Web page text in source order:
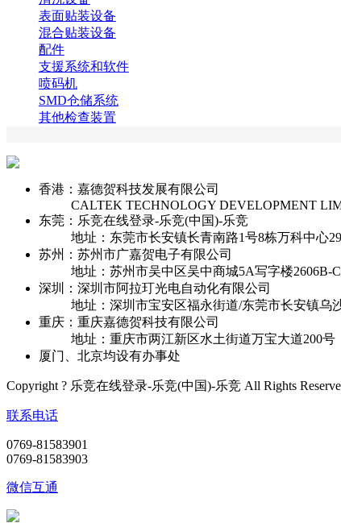
表面贴装设备
混合贴装设备
配件
支援系统和软件
喷码机
SMD仓储系统
其他检查装置
香港：嘉德贺科技发展有限公司
CALTEK TECHNOLOGY DEVELOPMENT
东莞：乐竞在线登录-乐竞(中国)-乐竞
地址：东莞市长安镇长青南路1号8栋万科中心
苏州：苏州市广嘉贺电子有限公司
地址：苏州市吴中区吴中商城5A写字楼2606B-
深圳：深圳市阿拉玎光电自动化有限公司
地址：深圳市宝安区福永街道/东莞市长安镇乌
重庆：重庆嘉德贺科技有限公司
地址：重庆市两江新区水土街道万宝大道200号
厦门、北京均设有办事处
Copyright ? 乐竞在线登录-乐竞(中国)-乐竞 All Rights
联系电话
0769-81583901
0769-81583903
微信互通